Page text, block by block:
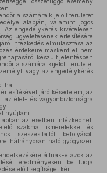
a számára kijelölt területet
alapján, valamint jogos
Az engedélykérés kivételesen
ügyeletesének értesítésére
intézkedés elmulasztása az
érdekeire másként el nem
készült jelentésben
a számára kijelölt területet
vagy az engedélykérés
ha
járó késedelem, az
az élet- és vagyonbiztonságra
nyújtani.
az esetben intézkedhet,
szakmai ismeretekkel és
szeszesitaltól befolyásolt
hátrányosan ható gyógyszer,
állnak-e azok az
eredményesen be tudja
előtt segítséget kér.